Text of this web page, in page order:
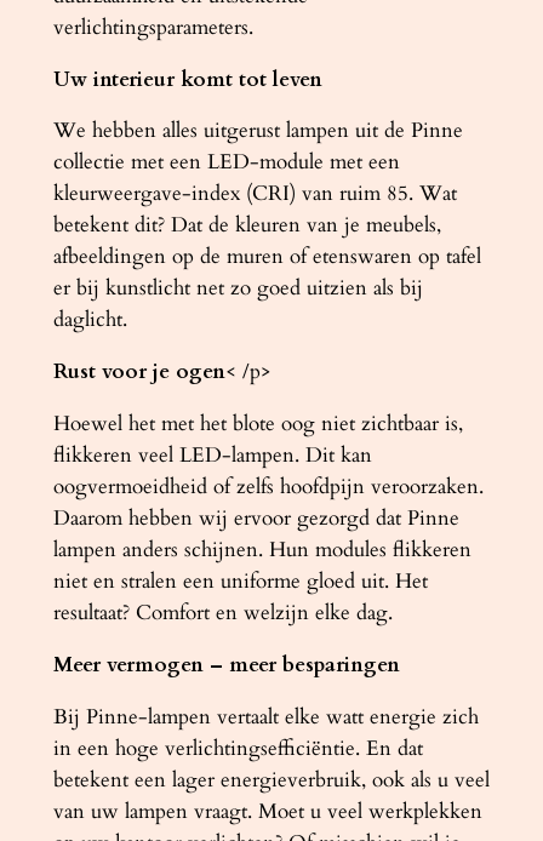
verlichtingsparameters.
Uw interieur komt tot leven
We hebben alles uitgerust lampen uit de Pinne
collectie met een LED-module met een
kleurweergave-index (CRI) van ruim 85. Wat
betekent dit? Dat de kleuren van je meubels,
afbeeldingen op de muren of etenswaren op tafel
er bij kunstlicht net zo goed uitzien als bij
daglicht.
Rust voor je ogen< /p>
Hoewel het met het blote oog niet zichtbaar is,
flikkeren veel LED-lampen. Dit kan
oogvermoeidheid of zelfs hoofdpijn veroorzaken.
Daarom hebben wij ervoor gezorgd dat Pinne
lampen anders schijnen. Hun modules flikkeren
niet en stralen een uniforme gloed uit. Het
resultaat? Comfort en welzijn elke dag.
Meer vermogen – meer besparingen
Bij Pinne-lampen vertaalt elke watt energie zich
in een hoge verlichtingsefficiëntie. En dat
betekent een lager energieverbruik, ook als u veel
van uw lampen vraagt. Moet u veel werkplekken